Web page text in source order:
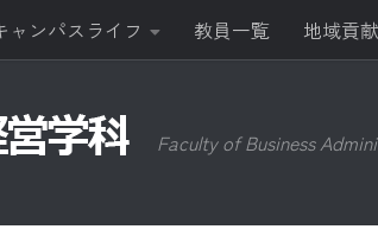
ャンパスライフ 教員一覧 地域貢
Faculty of Business